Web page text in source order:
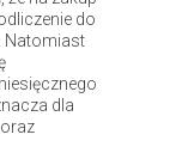
do
Natomiast
dla